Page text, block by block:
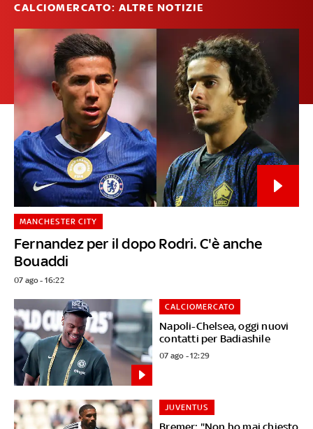
CALCIOMERCATO: ALTRE NOTIZIE
Fernandez per il dopo Rodri. C'è anche
Bouaddi
MANCHESTER CITY
07 ago - 16:22
Napoli-Chelsea, oggi nuovi
contatti per Badiashile
CALCIOMERCATO
07 ago - 12:29
Bremer: "Non ho mai chiesto
JUVENTUS